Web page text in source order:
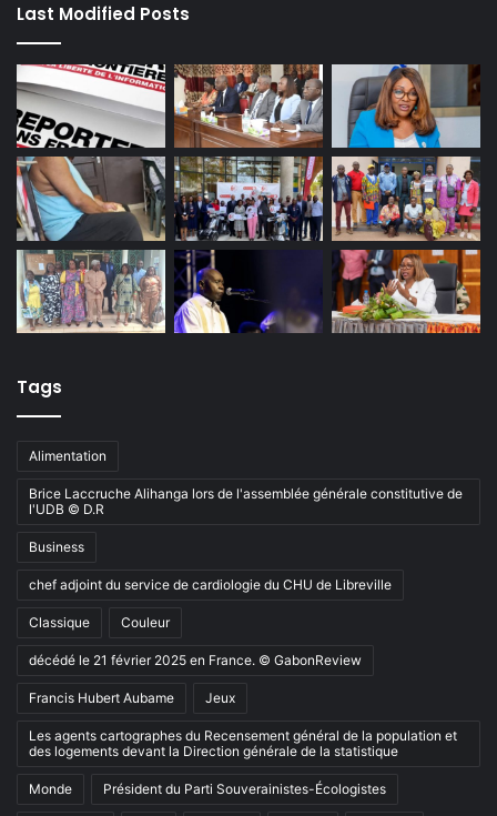
Last Modified Posts
Tags
Alimentation
Brice Laccruche Alihanga lors de l'assemblée générale constitutive de
l'UDB © D.R
Business
chef adjoint du service de cardiologie du CHU de Libreville
Classique Couleur
décédé le 21 février 2025 en France. © GabonReview
Francis Hubert Aubame Jeux
Les agents cartographes du Recensement général de la population et
des logements devant la Direction générale de la statistique
Monde Président du Parti Souverainistes-Écologistes